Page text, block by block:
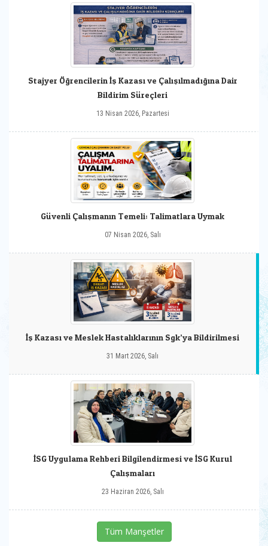
Stajyer Öğrencilerin İş Kazası ve Çalışılmadığına Dair
Bildirim Süreçleri
13 Nisan 2026, Pazartesi
Güvenli Çalışmanın Temeli: Talimatlara Uymak
07 Nisan 2026, Salı
İş Kazası ve Meslek Hastalıklarının Sgk’ya Bildirilmesi
31 Mart 2026, Salı
İSG Uygulama Rehberi Bilgilendirmesi ve İSG Kurul
Çalışmaları
23 Haziran 2026, Salı
Tüm Manşetler